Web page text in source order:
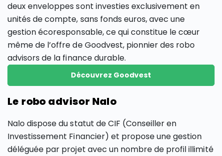
deux enveloppes sont investies exclusivement en
unités de compte, sans fonds euros, avec une
gestion écoresponsable, ce qui constitue le cœur
même de l’offre de Goodvest, pionnier des robo
advisors de la finance durable.
Découvrez Goodvest
Le robo advisor Nalo
Nalo dispose du statut de CIF (Conseiller en
Investissement Financier) et propose une gestion
déléguée par projet avec un nombre de profil illimité